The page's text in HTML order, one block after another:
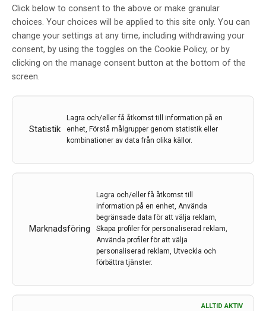
Click below to consent to the above or make granular
choices. Your choices will be applied to this site only. You can
change your settings at any time, including withdrawing your
consent, by using the toggles on the Cookie Policy, or by
clicking on the manage consent button at the bottom of the
screen.
Statistik
Lagra och/eller få åtkomst till information på en
enhet, Förstå målgrupper genom statistik eller
kombinationer av data från olika källor.
Marknadsföring
Lagra och/eller få åtkomst till
information på en enhet, Använda
begränsade data för att välja reklam,
Skapa profiler för personaliserad reklam,
Använda profiler för att välja
personaliserad reklam, Utveckla och
förbättra tjänster.
ALLTID AKTIV
Nytt herpesvirus kopplas till multipel skleros
Ett stort antal riskfaktorer för MS, som orsakar skador
senaste åren har herpesviruset Epstein Barr-virus (EBV)
etablerats som den främsta riskfaktorn.